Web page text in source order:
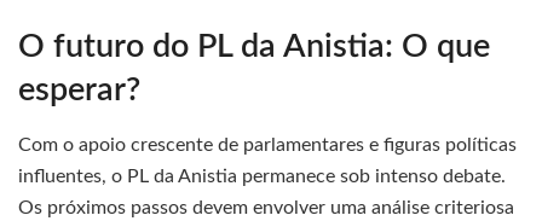
O futuro do PL da Anistia: O que
esperar?
Com o apoio crescente de parlamentares e figuras políticas
influentes, o PL da Anistia permanece sob intenso debate.
Os próximos passos devem envolver uma análise criteriosa